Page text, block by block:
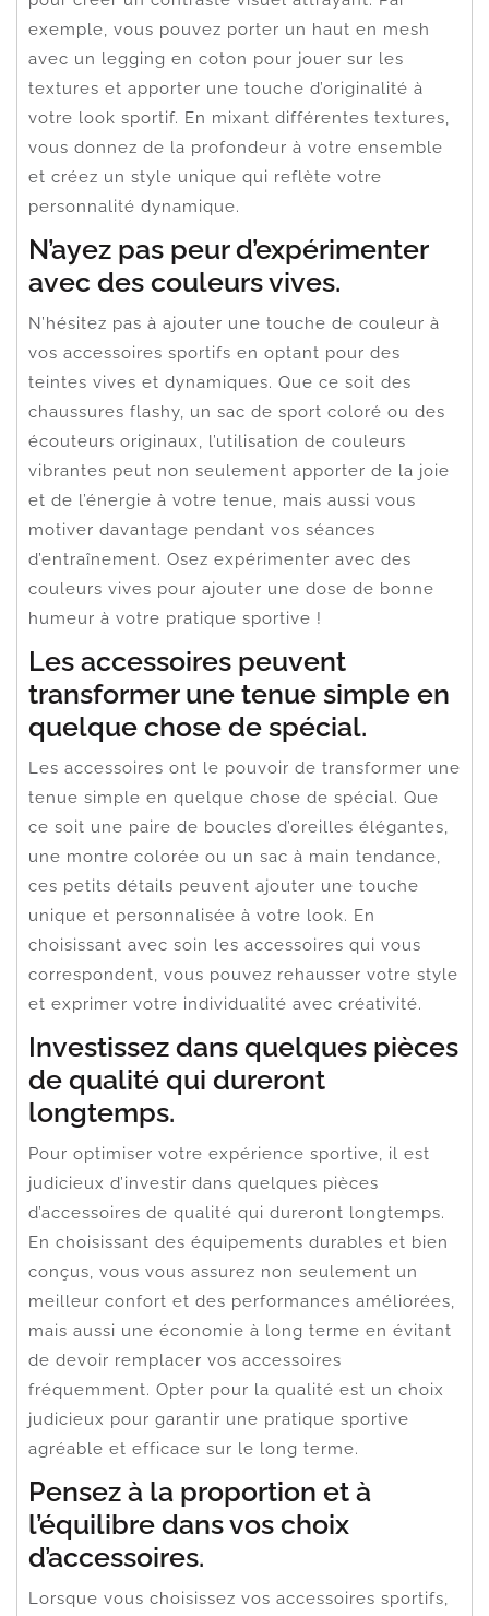
exemple, vous pouvez porter un haut en mesh
avec un legging en coton pour jouer sur les
textures et apporter une touche d’originalité à
votre look sportif. En mixant différentes textures,
vous donnez de la profondeur à votre ensemble
et créez un style unique qui reflète votre
personnalité dynamique.
N’ayez pas peur d’expérimenter
avec des couleurs vives.
N’hésitez pas à ajouter une touche de couleur à
vos accessoires sportifs en optant pour des
teintes vives et dynamiques. Que ce soit des
chaussures flashy, un sac de sport coloré ou des
écouteurs originaux, l’utilisation de couleurs
vibrantes peut non seulement apporter de la joie
et de l’énergie à votre tenue, mais aussi vous
motiver davantage pendant vos séances
d’entraînement. Osez expérimenter avec des
couleurs vives pour ajouter une dose de bonne
humeur à votre pratique sportive !
Les accessoires peuvent
transformer une tenue simple en
quelque chose de spécial.
Les accessoires ont le pouvoir de transformer une
tenue simple en quelque chose de spécial. Que
ce soit une paire de boucles d’oreilles élégantes,
une montre colorée ou un sac à main tendance,
ces petits détails peuvent ajouter une touche
unique et personnalisée à votre look. En
choisissant avec soin les accessoires qui vous
correspondent, vous pouvez rehausser votre style
et exprimer votre individualité avec créativité.
Investissez dans quelques pièces
de qualité qui dureront
longtemps.
Pour optimiser votre expérience sportive, il est
judicieux d’investir dans quelques pièces
d’accessoires de qualité qui dureront longtemps.
En choisissant des équipements durables et bien
conçus, vous vous assurez non seulement un
meilleur confort et des performances améliorées,
mais aussi une économie à long terme en évitant
de devoir remplacer vos accessoires
fréquemment. Opter pour la qualité est un choix
judicieux pour garantir une pratique sportive
agréable et efficace sur le long terme.
Pensez à la proportion et à
l’équilibre dans vos choix
d’accessoires.
Lorsque vous choisissez vos accessoires sportifs,